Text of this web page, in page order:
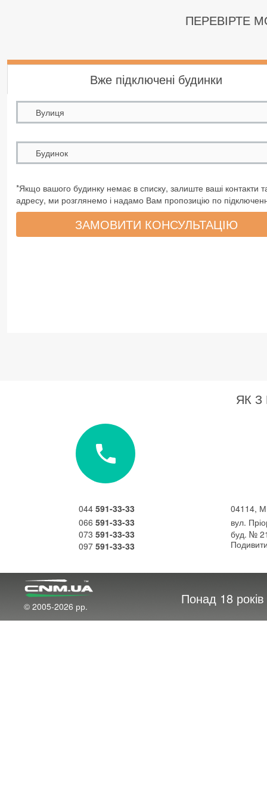
Кількість
Базова
ПЕРЕВІРТЕ
Вже підключені будинки
Вулиця
Будинок
*Якщо вашого будинку немає в списку, залиште ваші контакти
адресу, ми розглянемо і надамо Вам пропозицію по
ЗАМОВИТИ КОНСУЛЬТАЦІЮ
ЯК
044 591-33-33
066 591-33-33
073 591-33-33
097 591-33-33
04114,
вул.
буд. №
Понад 18
© 2005-2026 рр.